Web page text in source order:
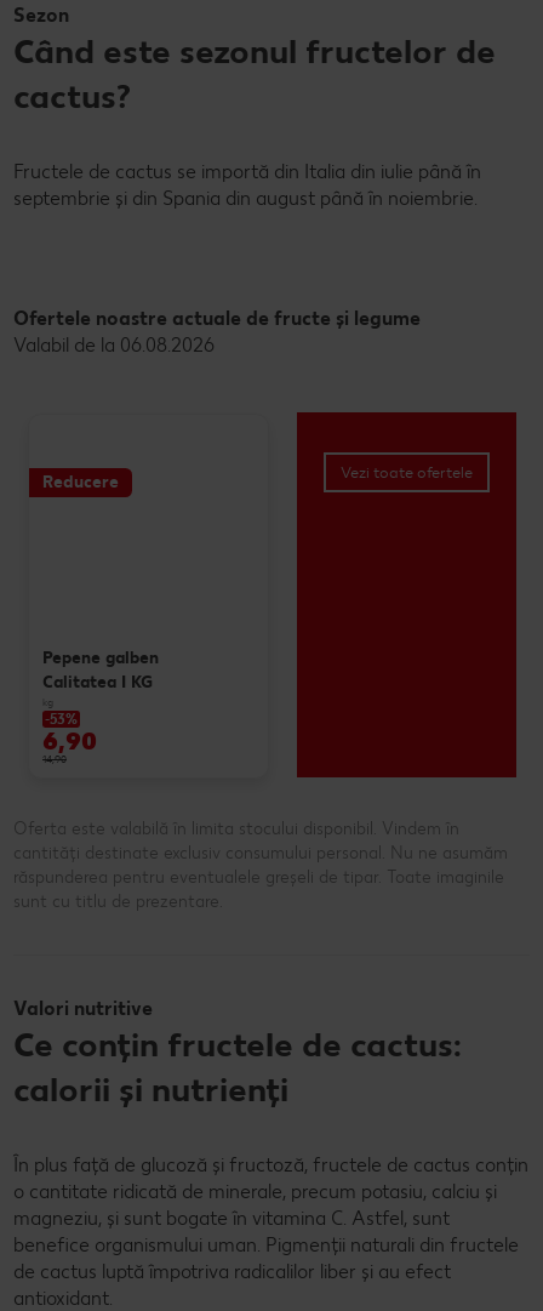
Sezon
Când este sezonul fructelor de
cactus?
Fructele de cactus se importă din Italia din iulie până în
septembrie și din Spania din august până în noiembrie.
Ofertele noastre actuale de fructe și legume
Valabil de la 06.08.2026
Reducere
Pepene galben
Calitatea I KG
kg
-53%
6,90
14,90
Vezi toate ofertele
Oferta este valabilă în limita stocului disponibil. Vindem în
cantități destinate exclusiv consumului personal. Nu ne asumăm
răspunderea pentru eventualele greșeli de tipar. Toate imaginile
sunt cu titlu de prezentare.
Valori nutritive
Ce conțin fructele de cactus:
calorii și nutrienți
În plus față de glucoză și fructoză, fructele de cactus conțin
o cantitate ridicată de minerale, precum potasiu, calciu și
magneziu, și sunt bogate în vitamina C. Astfel, sunt
benefice organismului uman. Pigmenții naturali din fructele
de cactus luptă împotriva radicalilor liber și au efect
antioxidant.